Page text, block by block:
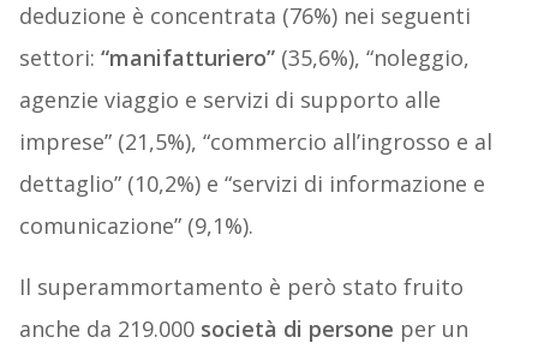
deduzione è concentrata (76%) nei seguenti
settori: “manifatturiero”(35,6%), “noleggio,
agenzie viaggio e servizi di supporto alle
imprese” (21,5%), “commercio all’ingrosso e al
dettaglio” (10,2%) e “servizi di informazione e
comunicazione” (9,1%).
Il superammortamento è però stato fruito
anche da 219.000 società di persone per un